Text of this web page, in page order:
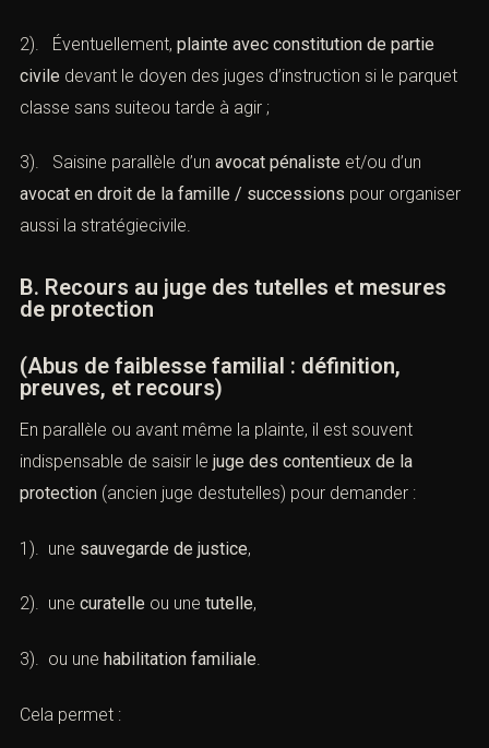
2). Éventuellement, plainte avec constitution de partie
civile devant le doyen des juges d’instruction si le parquet
classe sans suiteou tarde à agir ;
3). Saisine parallèle d’un avocat pénaliste et/ou d’un
avocat en droit de la famille / successions pour organiser
aussi la stratégiecivile.
B. Recours au juge des tutelles et mesures
de protection
(Abus de faiblesse familial : définition,
preuves, et recours)
En parallèle ou avant même la plainte, il est souvent
indispensable de saisir le juge des contentieux de la
protection (ancien juge destutelles) pour demander :
1). une sauvegarde de justice,
2). une curatelle ou une tutelle,
3). ou une habilitation familiale.
Cela permet :